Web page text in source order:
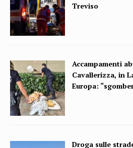
Treviso
Accampamenti
Cavallerizza, in
Europa:
Droga sulle